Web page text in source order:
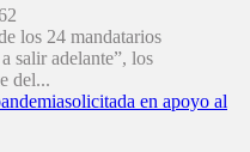
los 24 mandatarios
salir adelante”, los
del...
solicitada en apoyo al